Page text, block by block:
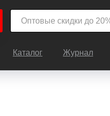
Каталог Журнал